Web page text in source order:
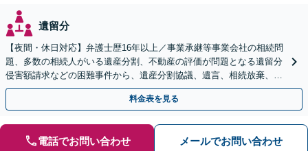
遺留分
【夜間・休日対応】弁護士歴16年以上／事業承継等事業会社の相続問
題、多数の相続人がいる遺産分割、不動産の評価が問題となる遺留分
侵害額請求などの困難事件から、遺産分割協議、遺言、相続放棄、使
途不明金の調査まで、全般の経験豊富【JR草津駅2分】
料金表を見る
電話でお問い合わせ メールでお問い合わせ